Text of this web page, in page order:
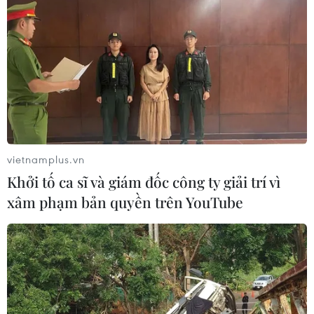
05/08/2026 11:53
Xuất khẩu gạo Thái Lan giảm gần
19% trong nửa đầu năm 2026
05/08/2026 11:36
Trung Quốc sẽ đáp trả các biện pháp
hạn chế của Mỹ
05/08/2026 11:01
Phê duyệt Điều chỉnh Quy hoạch
chung Khu kinh tế Vũng Áng đến
năm 2050
vietnamplus.vn
Khởi tố ca sĩ và giám đốc công ty giải trí vì
xâm phạm bản quyền trên YouTube